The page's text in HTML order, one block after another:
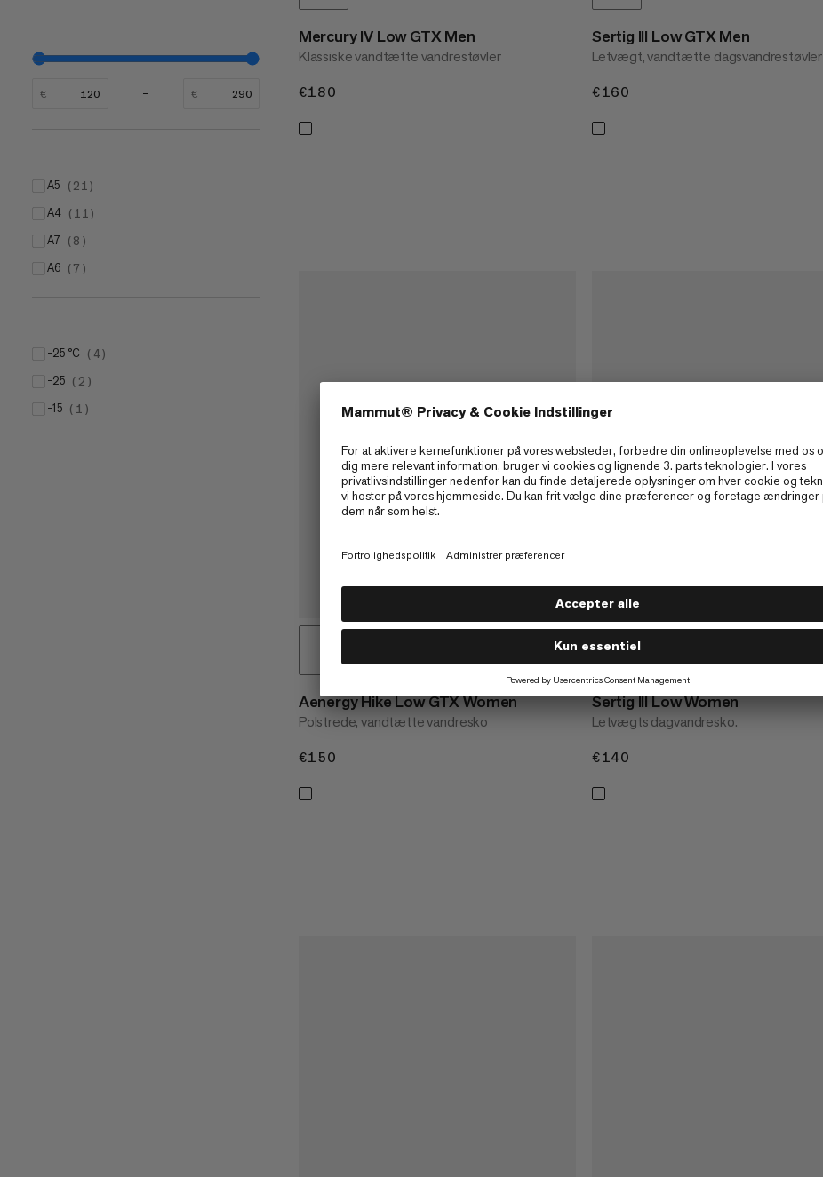
€ €
A5 ( 21 )
A4 ( 11 )
A7 ( 8 )
A6 ( 7 )
-25 °C ( 4 )
-25 ( 2 )
-15 ( 1 )
Mercury IV Low GTX Men
Klassiske vandtætte vandrestøvler
€180
Sertig III Low GTX Men
Letvægt, vandtætte dagsvandrestøvler
€160
Aenergy Hike Low GTX Women
Polstrede, vandtætte vandresko
€150
Sertig III Low Women
Letvægts dagvandresko.
€140